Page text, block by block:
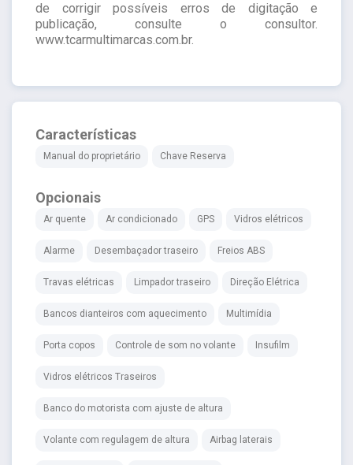
de corrigir possíveis erros de digitação e
publicação, consulte o consultor.
www.tcarmultimarcas.com.br.
Características
Manual do proprietário Chave Reserva
Opcionais
Ar quente Ar condicionado GPS Vidros elétricos
Alarme Desembaçador traseiro Freios ABS
Travas elétricas Limpador traseiro Direção Elétrica
Bancos dianteiros com aquecimento Multimídia
Porta copos Controle de som no volante Insufilm
Vidros elétricos Traseiros
Banco do motorista com ajuste de altura
Volante com regulagem de altura Airbag laterais